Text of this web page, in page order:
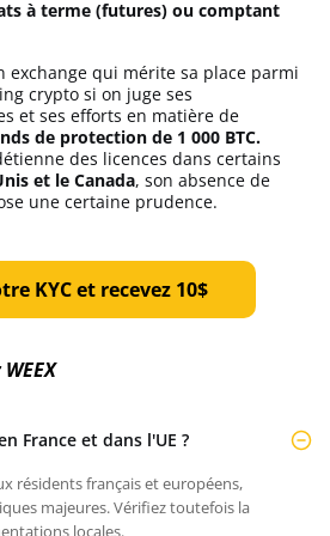
à terme (futures) ou comptant
exchange qui mérite sa place parmi
crypto si on juge ses
et ses efforts en matière de
de protection de 1 000 BTC.
des licences dans certains
et le Canada, son absence de
une certaine prudence.
KYC et recevez 10$
France et dans l'UE ?
résidents français et européens,
majeures. Vérifiez toutefois la
locales.